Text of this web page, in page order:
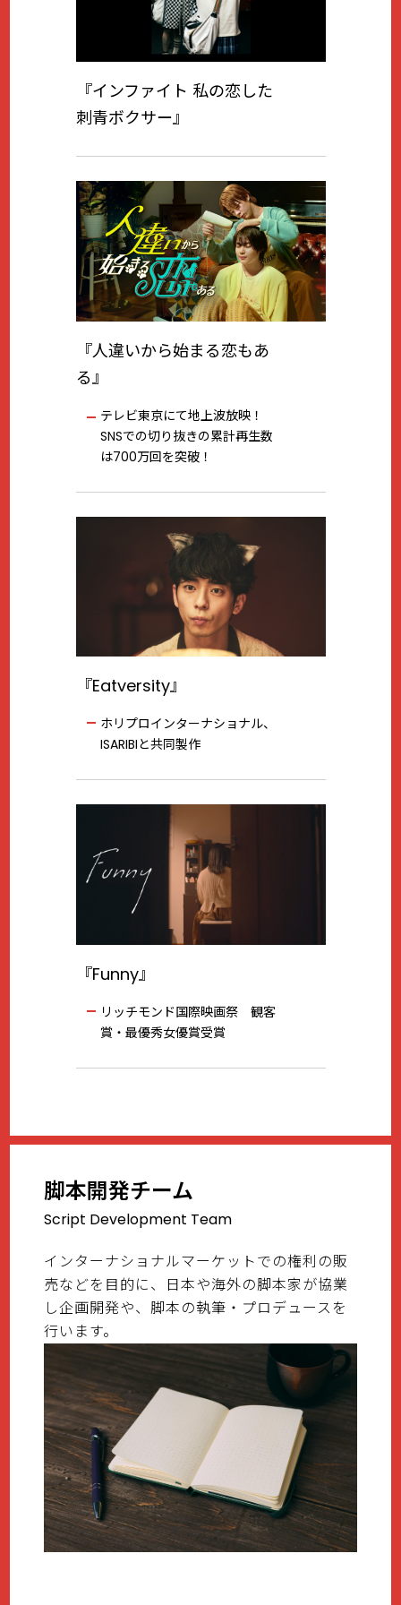
『インファイト 私の恋した
刺⻘ボクサー』
『人違いから始まる恋もあ
る』
テレビ東京にて地上波放映！
SNSでの切り抜きの累計再生数
は700万回を突破！
『Eatversity』
ホリプロインターナショナル、
ISARIBIと共同製作
『Funny』
リッチモンド国際映画祭 観客
賞・最優秀女優賞受賞
脚本開発チーム
Script Development Team
インターナショナルマーケットでの権利の販
売などを目的に、日本や海外の脚本家が協業
し企画開発や、脚本の執筆・プロデュースを
行います。